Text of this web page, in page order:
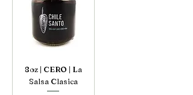
8oz | CERO | La
Salsa Clasica